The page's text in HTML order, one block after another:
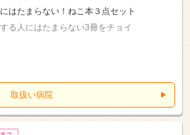
はたまらない！ねこ本３点セット
る人にはたまらない3冊をチョイ
取扱い病院